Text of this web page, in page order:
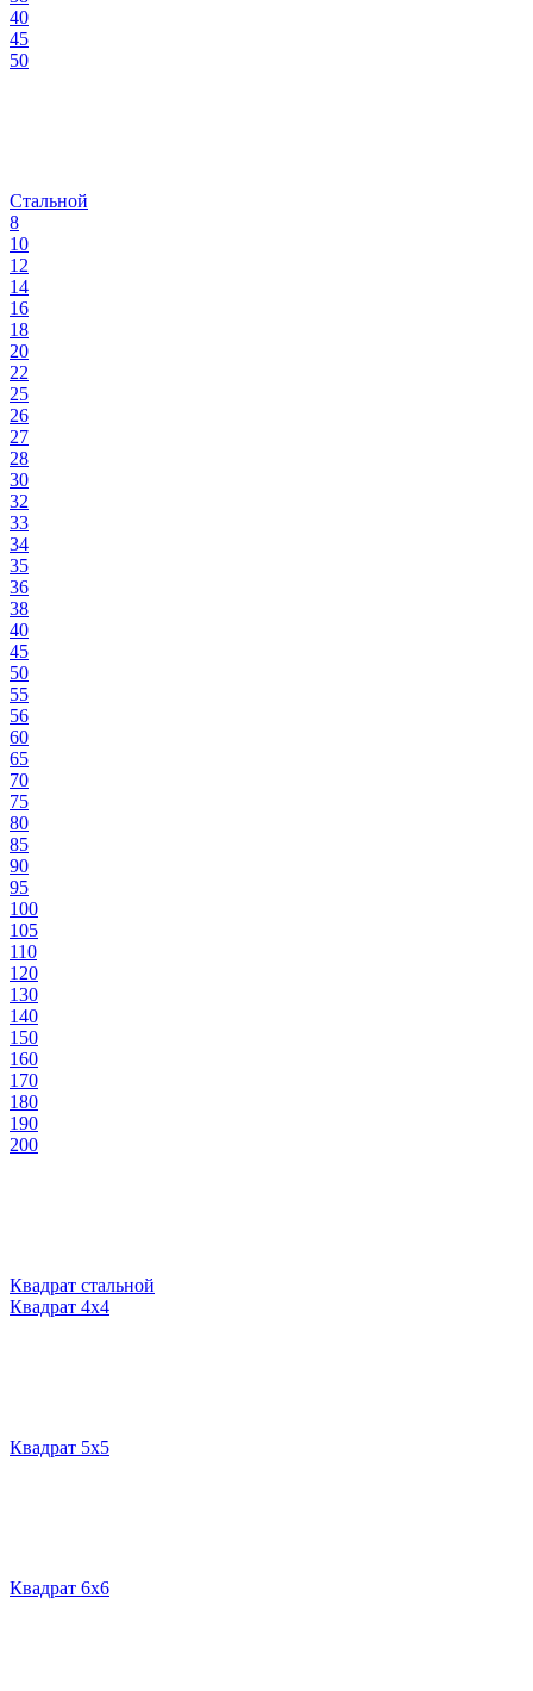
40
45
50
Стальной
8
10
12
14
16
18
20
22
25
26
27
28
30
32
33
34
35
36
38
40
45
50
55
56
60
65
70
75
80
85
90
95
100
105
110
120
130
140
150
160
170
180
190
200
Квадрат стальной
Квадрат 4х4
Квадрат 5х5
Квадрат 6х6